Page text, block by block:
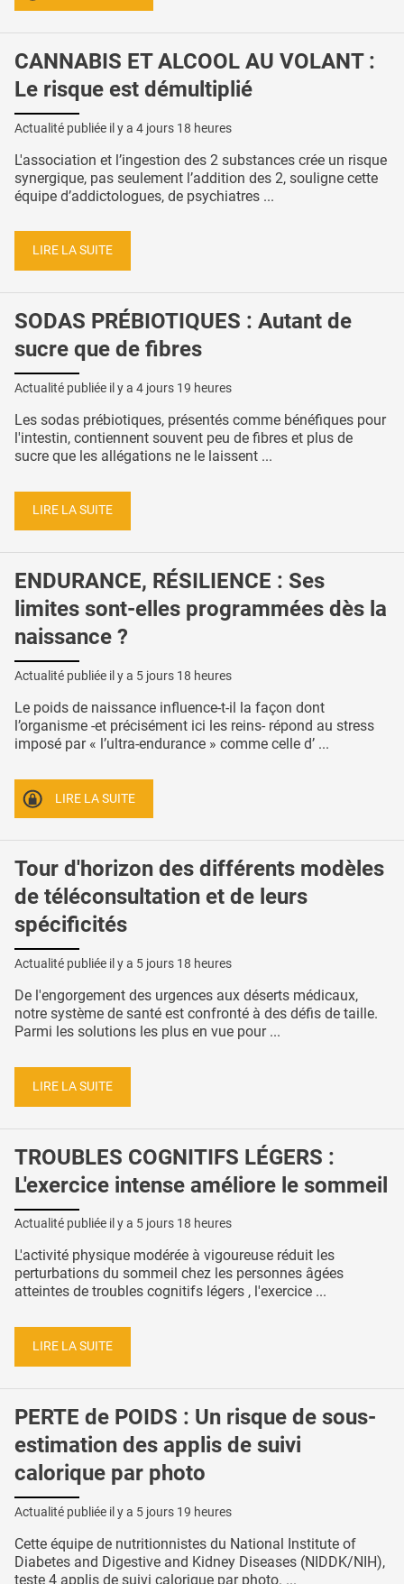
CANNABIS ET ALCOOL AU VOLANT :
Le risque est démultiplié
Actualité publiée il y a 4 jours 18 heures
L'association et l’ingestion des 2 substances crée un risque
synergique, pas seulement l’addition des 2, souligne cette
équipe d’addictologues, de psychiatres ...
LIRE LA SUITE
SODAS PRÉBIOTIQUES : Autant de
sucre que de fibres
Actualité publiée il y a 4 jours 19 heures
Les sodas prébiotiques, présentés comme bénéfiques pour
l'intestin, contiennent souvent peu de fibres et plus de
sucre que les allégations ne le laissent ...
LIRE LA SUITE
ENDURANCE, RÉSILIENCE : Ses
limites sont-elles programmées dès la
naissance ?
Actualité publiée il y a 5 jours 18 heures
Le poids de naissance influence-t-il la façon dont
l’organisme -et précisément ici les reins- répond au stress
imposé par « l’ultra-endurance » comme celle d’ ...
LIRE LA SUITE
Tour d'horizon des différents modèles
de téléconsultation et de leurs
spécificités
Actualité publiée il y a 5 jours 18 heures
De l'engorgement des urgences aux déserts médicaux,
notre système de santé est confronté à des défis de taille.
Parmi les solutions les plus en vue pour ...
LIRE LA SUITE
TROUBLES COGNITIFS LÉGERS :
L'exercice intense améliore le sommeil
Actualité publiée il y a 5 jours 18 heures
L'activité physique modérée à vigoureuse réduit les
perturbations du sommeil chez les personnes âgées
atteintes de troubles cognitifs légers , l'exercice ...
LIRE LA SUITE
PERTE de POIDS : Un risque de sous-
estimation des applis de suivi
calorique par photo
Actualité publiée il y a 5 jours 19 heures
Cette équipe de nutritionnistes du National Institute of
Diabetes and Digestive and Kidney Diseases (NIDDK/NIH),
teste 4 applis de suivi calorique par photo. ...